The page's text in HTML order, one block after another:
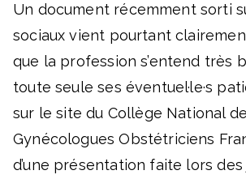
Un document récemment sorti
sociaux vient pourtant
que la profession s’entend très
toute seule ses éventuel·le·s
sur le site du Collège National
Gynécologues Obstétriciens
d’une présentation faite lors